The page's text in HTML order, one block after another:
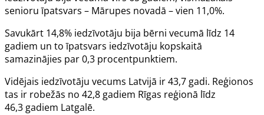
senioru īpatsvars – Mārupes novadā – vien 11,0%.
Savukārt 14,8% iedzīvotāju bija bērni vecumā līdz 14
gadiem un to īpatsvars iedzīvotāju kopskaitā
samazinājies par 0,3 procentpunktiem.
Vidējais iedzīvotāju vecums Latvijā ir 43,7 gadi. Reģionos
tas ir robežās no 42,8 gadiem Rīgas reģionā līdz
46,3 gadiem Latgalē.